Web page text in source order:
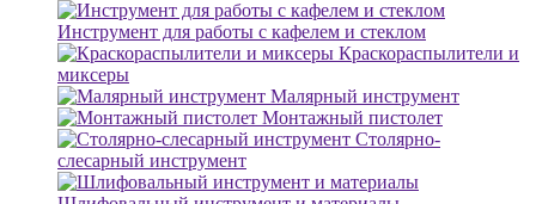
Инструмент для работы с кафелем и стеклом
Краскораспылители и
миксеры
Малярный инструмент
Монтажный пистолет
Столярно-
слесарный инструмент